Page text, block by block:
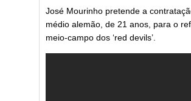
José Mourinho pretende a
médio alemão, de 21 anos, para o
meio-campo dos ‘red devils’.